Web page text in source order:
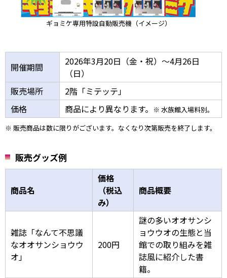
ギョミケ専用特設自動販売機（イメージ）
開催期間
2026年3月20日（金・祝）～4月26日
（日）
販売場所
2階「ミテッテ」
価格
商品により異なります。
※ 水族館入場料別。
※ 販売商品は数に限りがございます。なくなり次第販売を終了します。
販売グッズ例
商品名
価格
（税込
み）
商品概要
雑誌「なんて不思議
なオオサンショウウ
オ」
200円
謎の多いオオサンシ
ョウウオの生態と当
館での取り組みを雑
誌風に紹介した書
籍。